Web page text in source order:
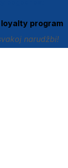
program
narudžbi!